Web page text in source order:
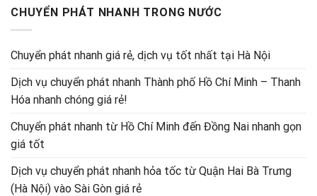
CHUYỂN PHÁT NHANH TRONG NƯỚC
Chuyển phát nhanh giá rẻ, dịch vụ tốt nhất tại Hà Nội
Dịch vụ chuyển phát nhanh Thành phố Hồ Chí Minh – Thanh
Hóa nhanh chóng giá rẻ!
Chuyển phát nhanh từ Hồ Chí Minh đến Đồng Nai nhanh gọn
giá tốt
Dịch vụ chuyển phát nhanh hỏa tốc từ Quận Hai Bà Trưng
(Hà Nội) vào Sài Gòn giá rẻ